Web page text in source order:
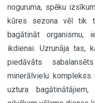
noguruma, spēku
kūres sezona vēl tik
bagātināt organismu,
ikdienai. Uzrunāja tas,
piedāvāts
minerālvielu
uztura